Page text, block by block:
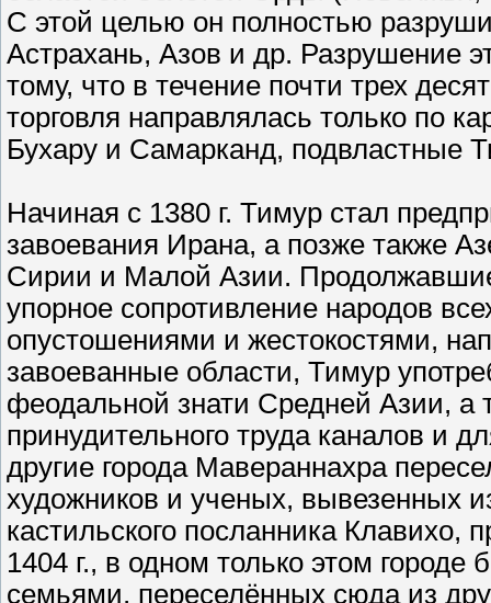
С этой целью он полностью
Астрахань, Азов и др. Разрушение
тому, что в течение почти трех
торговля направлялась только по
Бухару и Самарканд, подвластные
Начиная с 1380 г. Тимур стал
завоевания Ирана, а позже также
Сирии и Малой Азии.
упорное сопротивление народов
опустошениями и жестокостями,
завоеванные области, Тимур
феодальной знати Средней Азии,
принудительного труда каналов и
другие города Мавераннахра
художников и ученых, вывезенных
кастильского посланника
1404 г., в одном только этом
семьями, переселённых сюда из